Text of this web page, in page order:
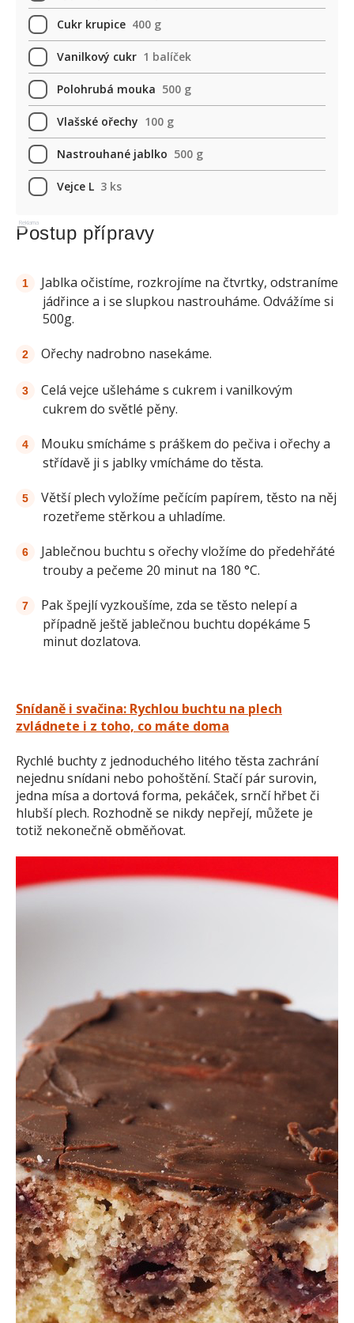
Cukr krupice 400 g
Vanilkový cukr 1 balíček
Polohrubá mouka 500 g
Vlašské ořechy 100 g
Nastrouhané jablko 500 g
Vejce L 3 ks
Reklama
Postup přípravy
Jablka očistíme, rozkrojíme na čtvrtky, odstraníme
jádřince a i se slupkou nastrouháme. Odvážíme si
500g.
Ořechy nadrobno nasekáme.
Celá vejce ušleháme s cukrem i vanilkovým
cukrem do světlé pěny.
Mouku smícháme s práškem do pečiva i ořechy a
střídavě ji s jablky vmícháme do těsta.
Větší plech vyložíme pečícím papírem, těsto na něj
rozetřeme stěrkou a uhladíme.
Jablečnou buchtu s ořechy vložíme do předehřáté
trouby a pečeme 20 minut na 180 °C.
Pak špejlí vyzkoušíme, zda se těsto nelepí a
případně ještě jablečnou buchtu dopékáme 5
minut dozlatova.
Snídaně i svačina: Rychlou buchtu na plech
zvládnete i z toho, co máte doma
Rychlé buchty z jednoduchého litého těsta zachrání
nejednu snídani nebo pohoštění. Stačí pár surovin,
jedna mísa a dortová forma, pekáček, srnčí hřbet či
hlubší plech. Rozhodně se nikdy nepřejí, můžete je
totiž nekonečně obměňovat.